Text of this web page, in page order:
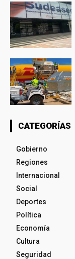
CATEGORÍAS
Gobierno
Regiones
Internacional
Social
Deportes
Política
Economía
Cultura
Seguridad